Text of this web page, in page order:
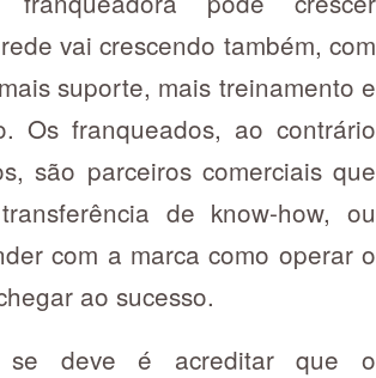
vai crescendo também, com
suporte, mais treinamento e
Os franqueados, ao contrário
são parceiros comerciais que
de know-how, ou
com a marca como operar o
ao sucesso.
deve é acreditar que o